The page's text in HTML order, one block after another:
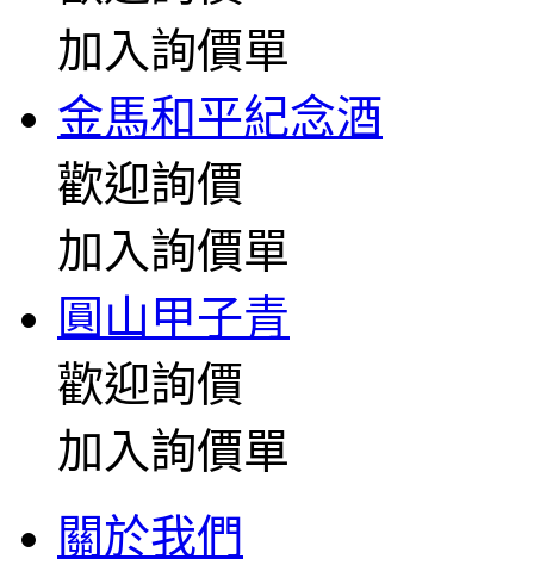
加入詢價單
金馬和平紀念酒
歡迎詢價
加入詢價單
圓山甲子青
歡迎詢價
加入詢價單
關於我們